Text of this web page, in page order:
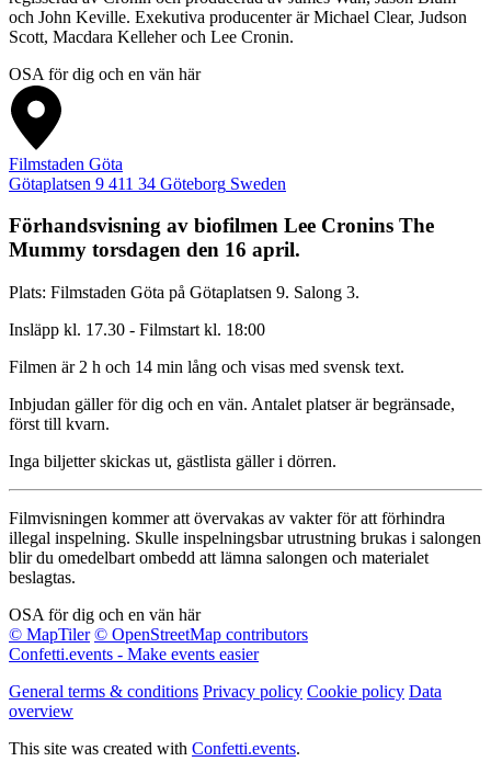
och John Keville. Exekutiva producenter är Michael Clear, Judson
Scott, Macdara Kelleher och Lee Cronin.
OSA för dig och en vän här
Filmstaden Göta
Götaplatsen 9 411 34 Göteborg Sweden
Förhandsvisning av biofilmen Lee Cronins The
Mummy torsdagen den 16 april.
Plats: Filmstaden Göta på Götaplatsen 9. Salong 3.
Insläpp kl. 17.30 - Filmstart kl. 18:00
Filmen är 2 h och 14 min lång och visas med svensk text.
Inbjudan gäller för dig och en vän. Antalet platser är begränsade,
först till kvarn.
Inga biljetter skickas ut, gästlista gäller i dörren.
Filmvisningen kommer att övervakas av vakter för att förhindra
illegal inspelning. Skulle inspelningsbar utrustning brukas i salongen
blir du omedelbart ombedd att lämna salongen och materialet
beslagtas.
OSA för dig och en vän här
© MapTiler © OpenStreetMap contributors
Confetti.events - Make events easier
General terms & conditions Privacy policy Cookie policy Data
overview
This site was created with Confetti.events.